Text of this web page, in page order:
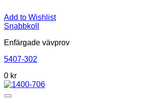
Add to Wishlist
Snabbkoll
Enfärgade vävprov
5407-302
0 kr